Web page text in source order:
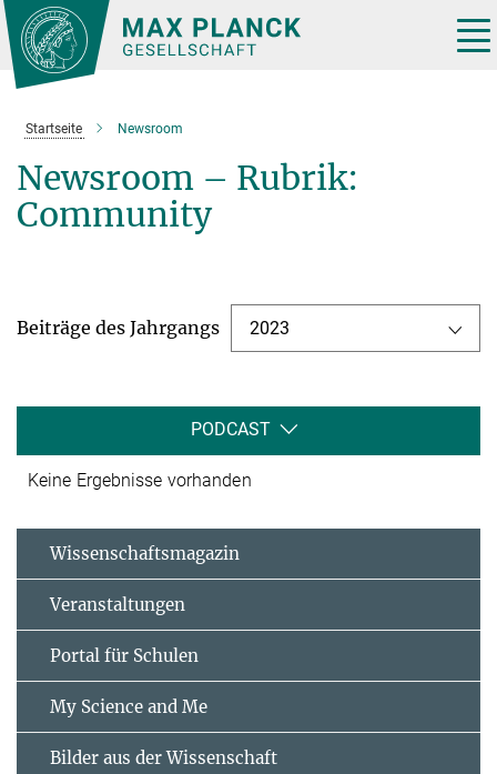
Hauptinhalt
Startseite Newsroom
Newsroom – Rubrik:
Community
Beiträge des Jahrgangs 2023
PODCAST
Keine Ergebnisse vorhanden
Wissenschaftsmagazin
Veranstaltungen
Portal für Schulen
My Science and Me
Bilder aus der Wissenschaft